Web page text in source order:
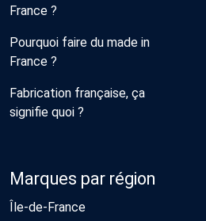
France ?
Pourquoi faire du made in
France ?
Fabrication française, ça
signifie quoi ?
Marques par région
Île-de-France